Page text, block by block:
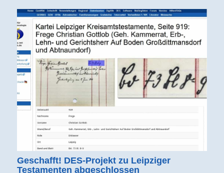
Geschafft! DES-Projekt zu Leipziger
Testamenten abgeschlossen